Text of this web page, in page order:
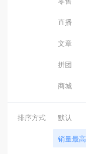
直播
文章
拼团
商城
排序方式 默认
销量最高